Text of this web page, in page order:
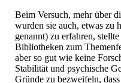
Beim Versuch, mehr über
wurden sie auch, etwas zu
genannt) zu erfahren,
Bibliotheken zum
aber so gut wie keine
Stabilität und psychische
Gründe zu bezweifeln,